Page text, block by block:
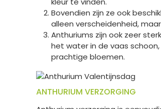
Bovendien zijn ze ook
alleen verscheidenheid,
Anthuriums zijn ook zeer
het water in de vaas
prachtige bloemen.
ANTHURIUM VERZORGING